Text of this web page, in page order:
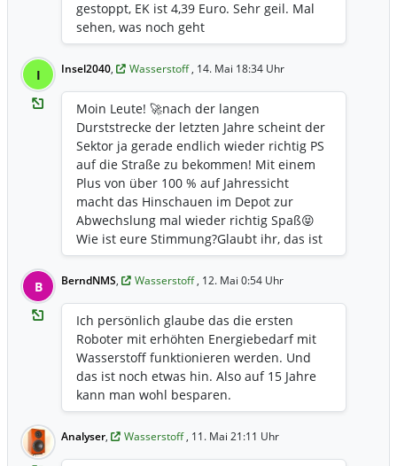
gestoppt, EK ist 4,39 Euro. Sehr geil. Mal
sehen, was noch geht
I Insel2040, Wasserstoff, 14. Mai 18:34 Uhr
Moin Leute! 🚀 ​nach der langen
Durststrecke der letzten Jahre scheint der
Sektor ja gerade endlich wieder richtig PS
auf die Straße zu bekommen! Mit einem
Plus von über 100 % auf Jahressicht
macht das Hinschauen im Depot zur
Abwechslung mal wieder richtig Spaß😝 ​
Wie ist eure Stimmung? ​Glaubt ihr, das ist
jetzt der nachhaltige Durchbruch oder
nur ein kurzes Hype-Comeback? ​Haltet ihr
Kursen auch mal Gewinne mit? ​Bin
gespannt auf eure Einschätzungen –
sonnige Renditegrüße!
B BerndNMS, Wasserstoff, 12. Mai 0:54 Uhr
Ich persönlich glaube das die ersten
Roboter mit erhöhten Energiebedarf mit
Wasserstoff funktionieren werden. Und
das ist noch etwas hin. Also auf 15 Jahre
kann man wohl besparen.
Analyser, Wasserstoff, 11. Mai 21:11 Uhr